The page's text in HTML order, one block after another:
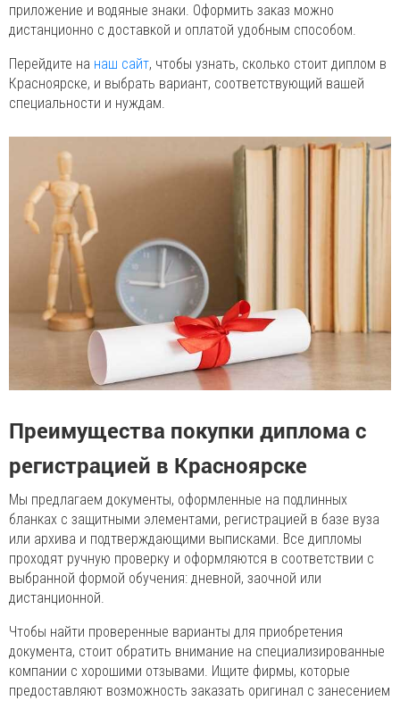
приложение и водяные знаки. Оформить заказ можно
дистанционно с доставкой и оплатой удобным способом.
Перейдите на наш сайт, чтобы узнать, сколько стоит диплом в
Красноярске, и выбрать вариант, соответствующий вашей
специальности и нуждам.
Преимущества покупки диплома с
регистрацией в Красноярске
Мы предлагаем документы, оформленные на подлинных
бланках с защитными элементами, регистрацией в базе вуза
или архива и подтверждающими выписками. Все дипломы
проходят ручную проверку и оформляются в соответствии с
выбранной формой обучения: дневной, заочной или
дистанционной.
Чтобы найти проверенные варианты для приобретения
документа, стоит обратить внимание на специализированные
компании с хорошими отзывами. Ищите фирмы, которые
предоставляют возможность заказать оригинал с занесением